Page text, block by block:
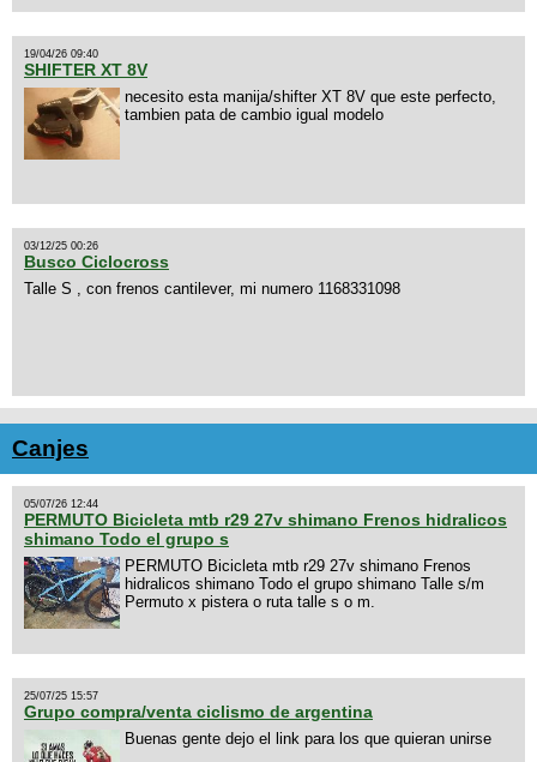
19/04/26 09:40
SHIFTER XT 8V
necesito esta manija/shifter XT 8V que este perfecto,
tambien pata de cambio igual modelo
03/12/25 00:26
Busco Ciclocross
Talle S , con frenos cantilever, mi numero 1168331098
Canjes
05/07/26 12:44
PERMUTO Bicicleta mtb r29 27v shimano Frenos hidralicos
shimano Todo el grupo s
PERMUTO Bicicleta mtb r29 27v shimano Frenos
hidralicos shimano Todo el grupo shimano Talle s/m
Permuto x pistera o ruta talle s o m.
25/07/25 15:57
Grupo compra/venta ciclismo de argentina
Buenas gente dejo el link para los que quieran unirse